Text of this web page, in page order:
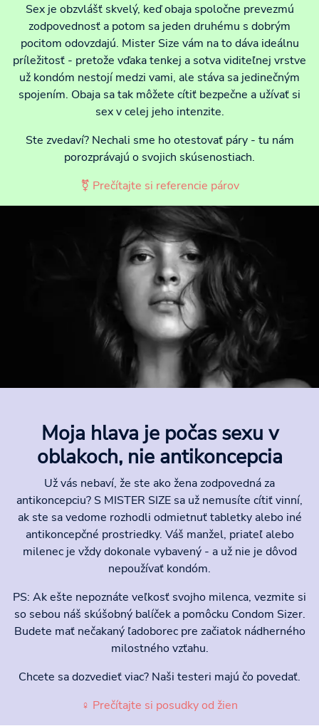
Sex je obzvlášť skvelý, keď obaja spoločne prevezmú
zodpovednosť a potom sa jeden druhému s dobrým
pocitom odovzdajú. Mister Size vám na to dáva ideálnu
príležitosť - pretože vďaka tenkej a sotva viditeľnej vrstve
už kondóm nestojí medzi vami, ale stáva sa jedinečným
spojením. Obaja sa tak môžete cítiť bezpečne a užívať si
sex v celej jeho intenzite.
Ste zvedaví? Nechali sme ho otestovať páry - tu nám
porozprávajú o svojich skúsenostiach.
⚧ Prečítajte si referencie párov
Moja hlava je počas sexu v
oblakoch, nie antikoncepcia
Už vás nebaví, že ste ako žena zodpovedná za
antikoncepciu? S MISTER SIZE sa už nemusíte cítiť vinní,
ak ste sa vedome rozhodli odmietnuť tabletky alebo iné
antikoncepčné prostriedky. Váš manžel, priateľ alebo
milenec je vždy dokonale vybavený - a už nie je dôvod
nepoužívať kondóm.
PS: Ak ešte nepoznáte veľkosť svojho milenca, vezmite si
so sebou náš skúšobný balíček a pomôcku Condom Sizer.
Budete mať nečakaný ľadoborec pre začiatok nádherného
milostného vzťahu.
Chcete sa dozvedieť viac? Naši testeri majú čo povedať.
♀ Prečítajte si posudky od žien